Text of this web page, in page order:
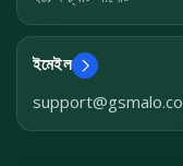
ইমেইল